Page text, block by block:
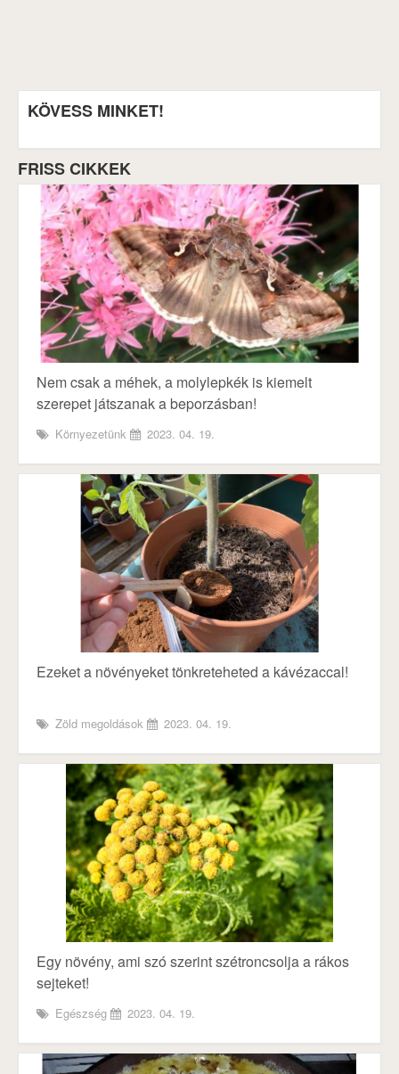
KÖVESS MINKET!
FRISS CIKKEK
Nem csak a méhek, a molylepkék is kiemelt
szerepet játszanak a beporzásban!
Környezetünk 2023. 04. 19.
Ezeket a növényeket tönkreteheted a kávézaccal!
Zöld megoldások 2023. 04. 19.
Egy növény, ami szó szerint szétroncsolja a rákos
sejteket!
Egészség 2023. 04. 19.